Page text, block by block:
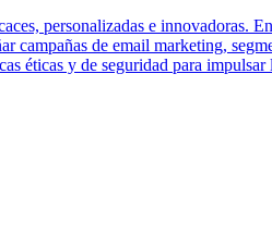
personalizadas e innovadoras.
campañas de email marketing,
éticas y de seguridad para